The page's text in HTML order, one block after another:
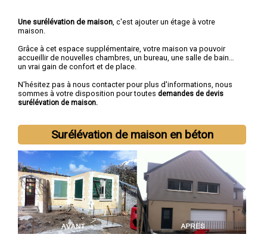
Une surélévation de maison , c'est ajouter un étage à votre
maison.
Grâce à cet espace supplémentaire, votre maison va pouvoir
accueillir de nouvelles chambres, un bureau, une salle de bain…
un vrai gain de confort et de place.
N'hésitez pas à nous contacter pour plus d'informations, nous
sommes à votre disposition pour toutes demandes de devis
surélévation de maison.
Surélévation de maison en béton